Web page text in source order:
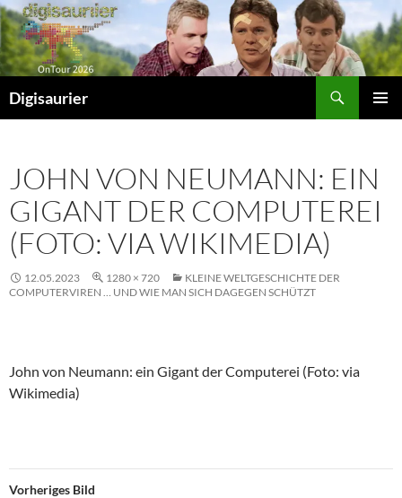
Zum
Inhalt
springen
Digisaurier
JOHN VON NEUMANN: EIN
GIGANT DER COMPUTEREI
(FOTO: VIA WIKIMEDIA)
12.05.2023 1280 × 720
KLEINE WELTGESCHICHTE DER
COMPUTERVIREN … UND WIE MAN SICH DAGEGEN SCHÜTZT
John von Neumann: ein Gigant der Computerei (Foto: via
Wikimedia)
Vorheriges Bild